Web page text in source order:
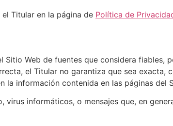
Titular en la página de Política de
Web de fuentes que considera fiables,
el Titular no garantiza que sea exacta,
la información contenida en las páginas del
informáticos, o mensajes que, en